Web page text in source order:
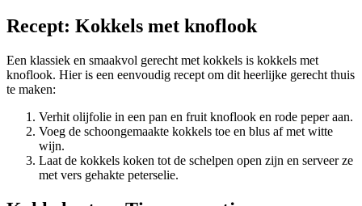
Recept: Kokkels met knoflook
Een klassiek en smaakvol gerecht met kokkels is kokkels met
knoflook. Hier is een eenvoudig recept om dit heerlijke gerecht thuis
te maken:
Verhit olijfolie in een pan en fruit knoflook en rode peper aan.
Voeg de schoongemaakte kokkels toe en blus af met witte
wijn.
Laat de kokkels koken tot de schelpen open zijn en serveer ze
met vers gehakte peterselie.